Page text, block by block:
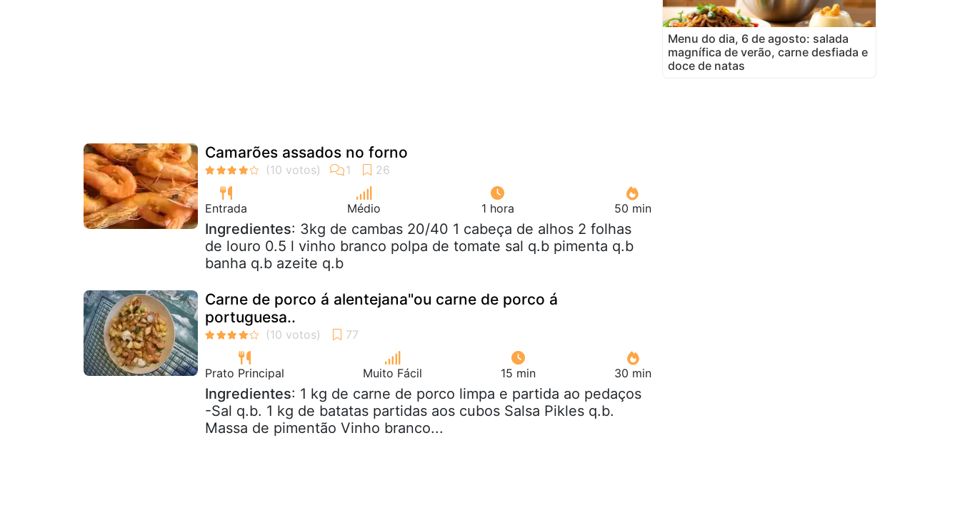
Camarões assados no forno
Entrada Médio 1 hora 50 min
Ingredientes: 3kg de cambas 20/40 1 cabeça de alhos 2 folhas
de louro 0.5 l vinho branco polpa de tomate sal q.b pimenta q.b
banha q.b azeite q.b
Carne de porco á alentejana"ou carne de porco á
portuguesa..
Prato Principal Muito Fácil 15 min 30 min
Ingredientes: 1 kg de carne de porco limpa e partida ao pedaços
-Sal q.b. 1 kg de batatas partidas aos cubos Salsa Pikles q.b.
Massa de pimentão Vinho branco...
Menu do dia, 6 de agosto: salada
magnífica de verão, carne desfiada e
doce de natas